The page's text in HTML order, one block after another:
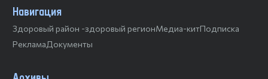
Навигация
Здоровый район -здоровый регионМедиа-китПодписка
РекламаДокументы